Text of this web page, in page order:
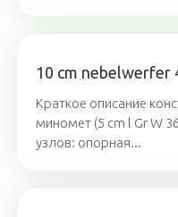
10 cm nebelwerfer
Краткое описание
миномет (5 cm l Gr W
узлов: опорная...